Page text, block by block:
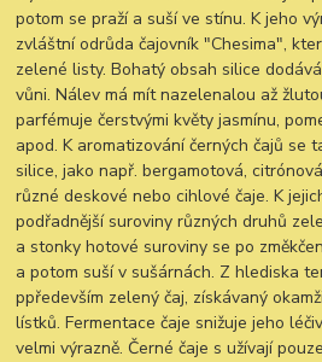
potom se praží a suší ve stínu. K jeho
zvláštní odrůda čajovník "Chesima",
zelené listy. Bohatý obsah silice
vůni. Nálev má mít nazelenalou až
parfémuje čerstvými květy jasmínu,
apod. K aromatizování černých čajů se
silice, jako např. bergamotová,
různé deskové nebo cihlové čaje. K
podřadnější suroviny různých druhů
a stonky hotové suroviny se po
a potom suší v sušárnách. Z hlediska
ppředevším zelený čaj, získávaný
lístků. Fermentace čaje snižuje jeho
velmi výrazně. Černé čaje s užívají